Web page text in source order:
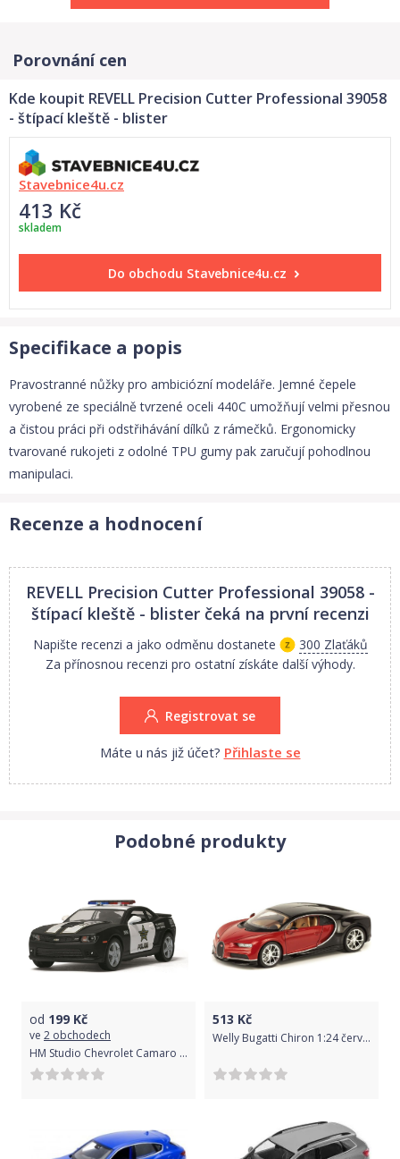
Porovnání cen
Kde koupit REVELL Precision Cutter Professional 39058
- štípací kleště - blister
Stavebnice4u.cz
413 Kč
skladem
Do obchodu Stavebnice4u.cz
Specifikace a popis
Pravostranné nůžky pro ambiciózní modeláře. Jemné čepele
vyrobené ze speciálně tvrzené oceli 440C umožňují velmi přesnou
a čistou práci při odstřihávání dílků z rámečků. Ergonomicky
tvarované rukojeti z odolné TPU gumy pak zaručují pohodlnou
manipulaci.
Recenze a hodnocení
REVELL Precision Cutter Professional 39058 -
štípací kleště - blister čeká na první recenzi
Napište recenzi a jako odměnu dostanete
300 Zlaťáků
Za přínosnou recenzi pro ostatní získáte další výhody.
Registrovat se
Máte u nás již účet? Přihlaste se
Podobné produkty
od 199 Kč
ve 2 obchodech
HM Studio Chevrolet Camaro Policie 2014
513 Kč
Welly Bugatti Chiron 1:24 červené